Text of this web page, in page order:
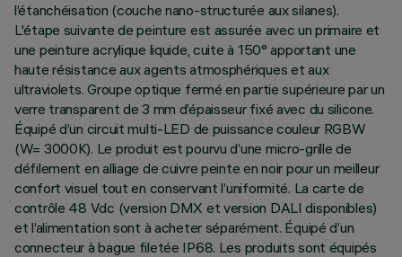
l’étanchéisation (couche nano-structurée aux silanes).
L'étape suivante de peinture est assurée avec un primaire et
une peinture acrylique liquide, cuite à 150° apportant une
haute résistance aux agents atmosphériques et aux
ultraviolets. Groupe optique fermé en partie supérieure par un
verre transparent de 3 mm d’épaisseur fixé avec du silicone.
Équipé d’un circuit multi-LED de puissance couleur RGBW
(W= 3000K). Le produit est pourvu d’une micro-grille de
défilement en alliage de cuivre peinte en noir pour un meilleur
confort visuel tout en conservant l’uniformité. La carte de
contrôle 48 Vdc (version DMX et version DALI disponibles)
et l’alimentation sont à acheter séparément. Équipé d’un
connecteur à bague filetée IP68. Les produits sont équipés